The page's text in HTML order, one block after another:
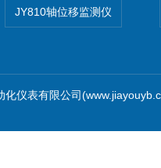
JY810轴位移监测仪
仪表有限公司